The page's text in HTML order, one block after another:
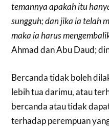
temannya apakah itu
sungguh; dan jika ia telah
maka ia harus
Ahmad dan Abu Daud;
Bercanda tidak boleh
lebih tua darimu, atau
bercanda atau tidak
terhadap perempuan